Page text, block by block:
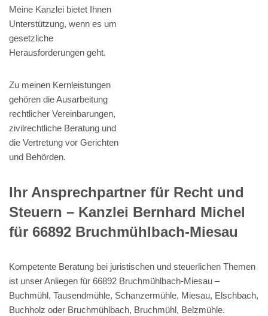
Meine Kanzlei bietet Ihnen
Unterstützung, wenn es um
gesetzliche
Herausforderungen geht.
Zu meinen Kernleistungen
gehören die Ausarbeitung
rechtlicher Vereinbarungen,
zivilrechtliche Beratung und
die Vertretung vor Gerichten
und Behörden.
Ihr Ansprechpartner für Recht und
Steuern – Kanzlei Bernhard Michel
für 66892 Bruchmühlbach-Miesau
Kompetente Beratung bei juristischen und steuerlichen Themen
ist unser Anliegen für 66892 Bruchmühlbach-Miesau –
Buchmühl, Tausendmühle, Schanzermühle, Miesau, Elschbach,
Buchholz oder Bruchmühlbach, Bruchmühl, Belzmühle.